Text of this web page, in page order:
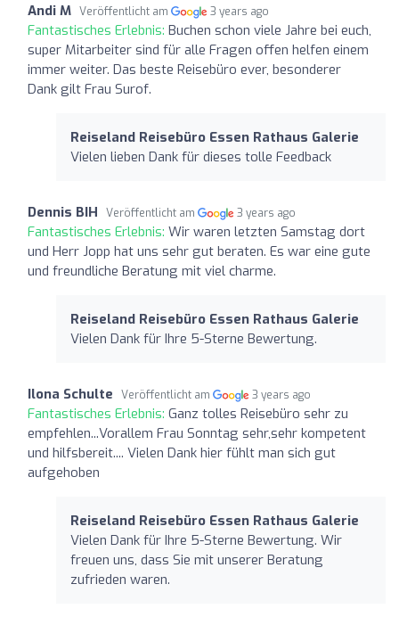
Andi M Veröffentlicht am 3 years ago
Fantastisches Erlebnis: Buchen schon viele Jahre bei euch,
super Mitarbeiter sind für alle Fragen offen helfen einem
immer weiter. Das beste Reisebüro ever, besonderer
Dank gilt Frau Surof.
Reiseland Reisebüro Essen Rathaus Galerie
Vielen lieben Dank für dieses tolle Feedback
Dennis BIH Veröffentlicht am 3 years ago
Fantastisches Erlebnis: Wir waren letzten Samstag dort
und Herr Jopp hat uns sehr gut beraten. Es war eine gute
und freundliche Beratung mit viel charme.
Reiseland Reisebüro Essen Rathaus Galerie
Vielen Dank für Ihre 5-Sterne Bewertung.
Ilona Schulte Veröffentlicht am 3 years ago
Fantastisches Erlebnis: Ganz tolles Reisebüro sehr zu
empfehlen...Vorallem Frau Sonntag sehr,sehr kompetent
und hilfsbereit.... Vielen Dank hier fühlt man sich gut
aufgehoben
Reiseland Reisebüro Essen Rathaus Galerie
Vielen Dank für Ihre 5-Sterne Bewertung. Wir
freuen uns, dass Sie mit unserer Beratung
zufrieden waren.